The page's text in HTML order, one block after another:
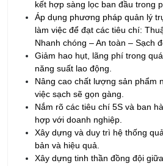
Nhanh chóng – An toàn – Sạch
Giảm hao hụt, lãng phí trong
năng suất lao động.
Nâng cao chất lượng sản phẩm
việc sạch sẽ gọn gàng.
Nắm rõ các tiêu chí 5S và ban
hợp với doanh nghiệp.
Xây dựng và duy trì hệ thống
bản và hiệu quả.
Xây dựng tinh thần đồng đội
thông qua 5S.
Đối tượng của khóa